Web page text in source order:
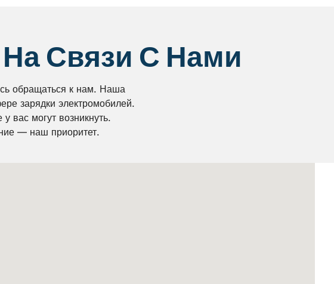
На Связи С Нами
обращаться к нам. Наша
зарядки электромобилей.
вас могут возникнуть.
— наш приоритет.